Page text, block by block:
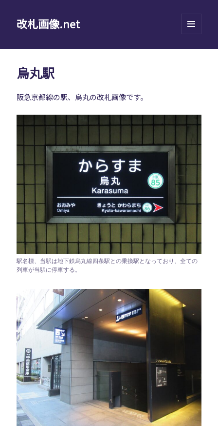
改札画像.net
ーとウ
烏丸駅
阪急京都線の駅、烏丸の改札画像です。
駅名標、当駅は地下鉄烏丸線四条駅との乗換駅となっており、全ての
列車が当駅に停車する。